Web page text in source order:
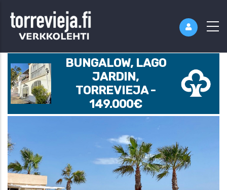
BUNGALOW, LAGO
JARDIN,
TORREVIEJA -
149.000€